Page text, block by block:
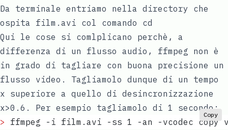
Da terminale entriamo nella directory che
ospita film.avi col comando cd
Qui le cose si comlplicano perchè, a
differenza di un flusso audio, ffmpeg non è
in grado di tagliare con buona precisione un
flusso video. Tagliamolo dunque di un tempo
x superiore a quello di desincronizzazione
x>0.6. Per esempio tagliamolo di 1 secondo:
> ffmpeg -i film.avi -ss 1 -an -vcodec copy
Copy